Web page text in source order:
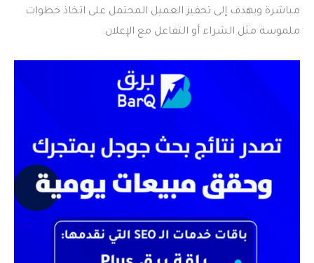
مباشرة ويهدف إلى تحفيز العميل المحتمل على اتخاذ خطوات
ملموسة مثل الشراء أو التفاعل مع الإعلان.